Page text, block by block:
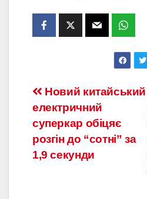
Навігація
записів
Новий китайський
електричний
суперкар обіцяє
розгін до “сотні” за
1,9 секунди